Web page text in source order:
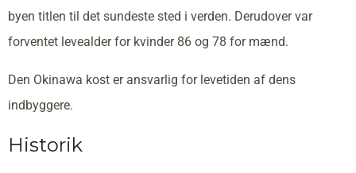
byen titlen til det sundeste sted i verden. Derudover var
forventet levealder for kvinder 86 og 78 for mænd.
Den Okinawa kost er ansvarlig for levetiden af dens
indbyggere.
Historik